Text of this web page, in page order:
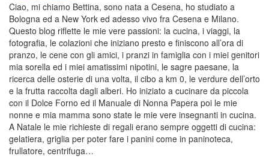
Ciao, mi chiamo Bettina, sono nata a Cesena, ho studiato a
Bologna ed a New York ed adesso vivo fra Cesena e Milano.
Questo blog riflette le mie vere passioni: la cucina, i viaggi, la
fotografia, le colazioni che iniziano presto e finiscono all’ora di
pranzo, le cene con gli amici, i pranzi in famiglia con i miei genitori
mia sorella ed i miei amatissimi nipotini, le sagre paesane, la
ricerca delle osterie di una volta, il cibo a km 0, le verdure dell’orto
e la frutta raccolta dagli alberi. Ho iniziato a cucinare da piccola
con il Dolce Forno ed il Manuale di Nonna Papera poi le mie
nonne e mia mamma sono state le mie vere insegnanti in cucina.
A Natale le mie richieste di regali erano sempre oggetti di cucina:
gelatiera, griglia per poter fare i panini come in paninoteca,
frullatore, centrifuga…